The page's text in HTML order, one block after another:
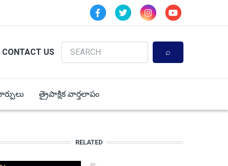
CONTACT US
Search
త్రైపాక్షిక వార్తలాపం
RELATED